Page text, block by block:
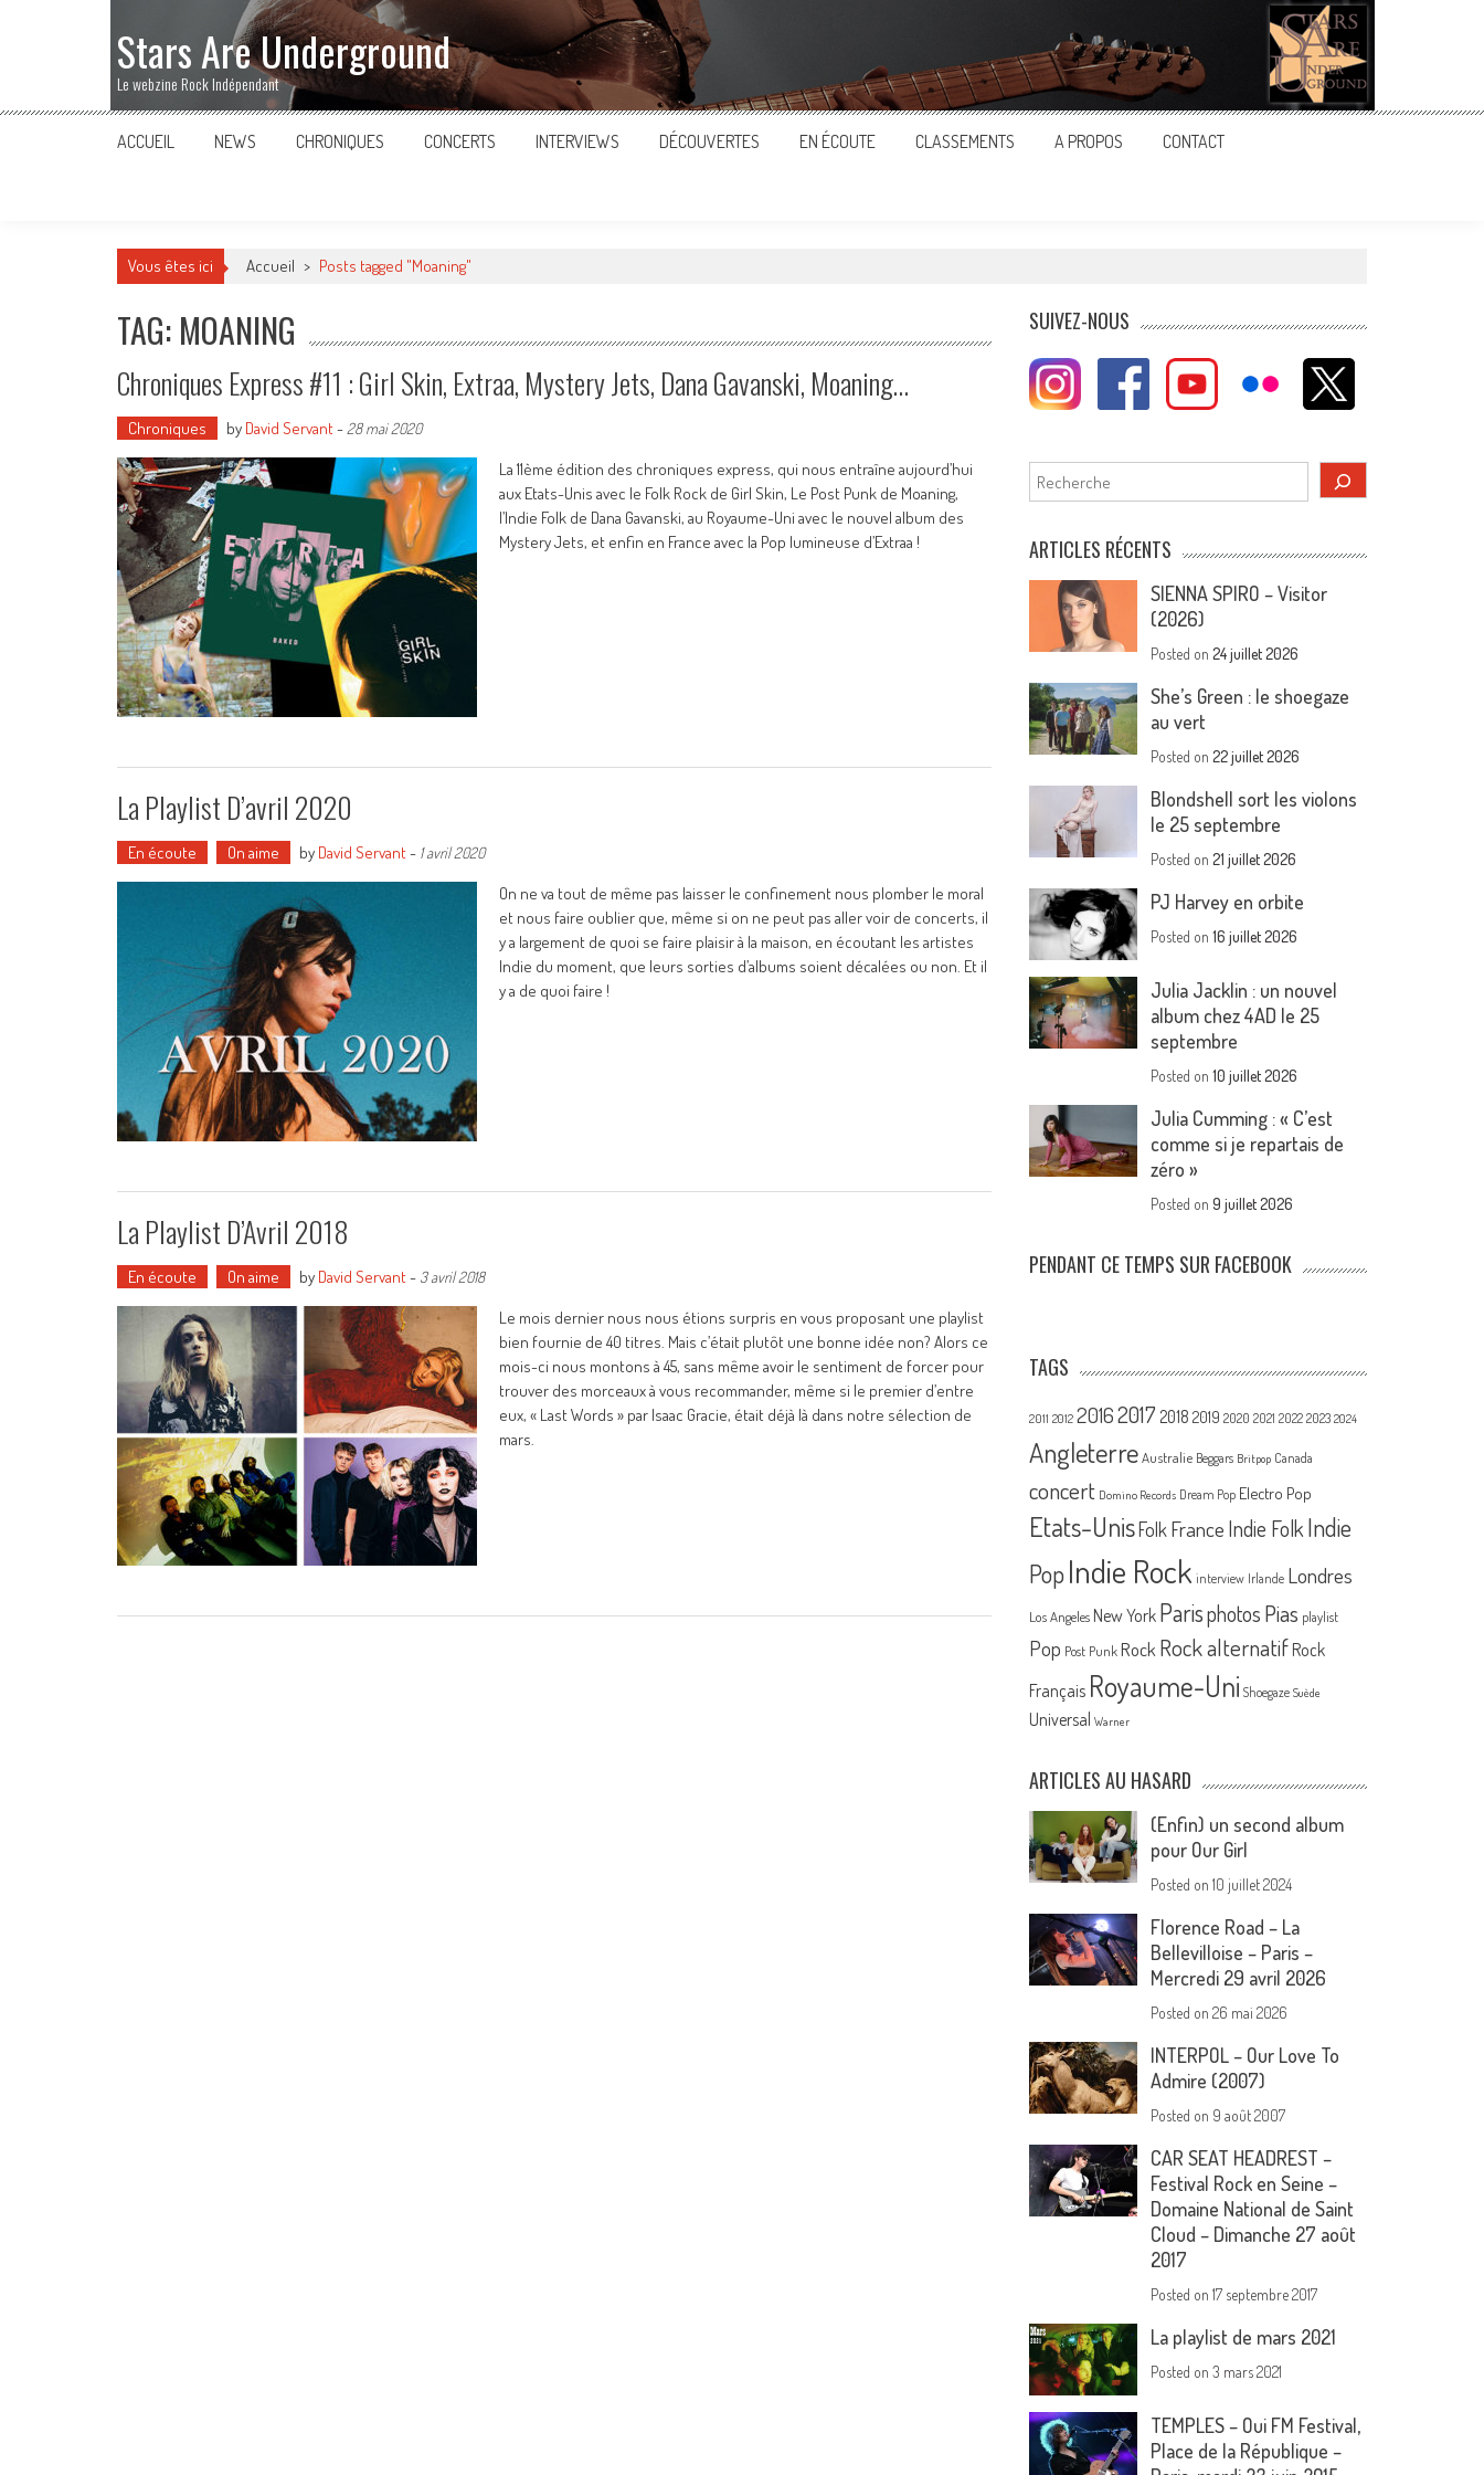
Stars Are Underground
Le webzine Rock Indépendant
ACCUEIL NEWS CHRONIQUES CONCERTS INTERVIEWS DÉCOUVERTES EN ÉCOUTE CLASSEMENTS A PROPOS CONTACT
Vous êtes ici Accueil > Posts tagged "Moaning"
TAG: MOANING
Chroniques Express #11 : Girl Skin, Extraa, Mystery Jets, Dana Gavanski, Moaning…
Chroniques by David Servant- 28 mai 2020
La 11ème édition des chroniques express, qui nous entraîne aujourd’hui
aux Etats-Unis avec le Folk Rock de Girl Skin, Le Post Punk de Moaning,
l’Indie Folk de Dana Gavanski, au Royaume-Uni avec le nouvel album des
Mystery Jets, et enfin en France avec la Pop lumineuse d’Extraa !
La Playlist D’avril 2020
En écoute On aime by David Servant- 1 avril 2020
On ne va tout de même pas laisser le confinement nous plomber le moral
et nous faire oublier que, même si on ne peut pas aller voir de concerts, il
y a largement de quoi se faire plaisir à la maison, en écoutant les artistes
Indie du moment, que leurs sorties d’albums soient décalées ou non. Et il
y a de quoi faire !
La Playlist D’Avril 2018
En écoute On aime by David Servant- 3 avril 2018
Le mois dernier nous nous étions surpris en vous proposant une playlist
bien fournie de 40 titres. Mais c’était plutôt une bonne idée non? Alors ce
mois-ci nous montons à 45, sans même avoir le sentiment de forcer pour
trouver des morceaux à vous recommander, même si le premier d’entre
eux, « Last Words » par Isaac Gracie, était déjà là dans notre sélection de
mars.
SUIVEZ-NOUS
Rechercher
ARTICLES RÉCENTS
SIENNA SPIRO – Visitor
(2026)
Posted on24 juillet 2026
She’s Green : le shoegaze
au vert
Posted on22 juillet 2026
Blondshell sort les violons
le 25 septembre
Posted on21 juillet 2026
PJ Harvey en orbite
Posted on16 juillet 2026
Julia Jacklin : un nouvel
album chez 4AD le 25
septembre
Posted on10 juillet 2026
Julia Cumming : « C’est
comme si je repartais de
zéro »
Posted on9 juillet 2026
PENDANT CE TEMPS SUR FACEBOOK
TAGS
2011 2012 20162017 2018 2019 2020 2021 2022 2023 2024
Angleterre Australie Beggars Britpop Canada
concert Domino Records Dream Pop Electro Pop
Etats-UnisFolk France Indie FolkIndie
PopIndie Rock interview Irlande Londres
Los Angeles New York Parisphotos Pias playlist
Pop Post Punk Rock Rock alternatif Rock
Français Royaume-Uni Shoegaze Suède
Universal Warner
ARTICLES AU HASARD
(Enfin) un second album
pour Our Girl
Posted on10 juillet 2024
Florence Road – La
Bellevilloise – Paris –
Mercredi 29 avril 2026
Posted on26 mai 2026
INTERPOL – Our Love To
Admire (2007)
Posted on 9 août 2007
CAR SEAT HEADREST –
Festival Rock en Seine –
Domaine National de Saint
Cloud – Dimanche 27 août
2017
Posted on17 septembre 2017
La playlist de mars 2021
Posted on3 mars 2021
TEMPLES – Oui FM Festival,
Place de la République –